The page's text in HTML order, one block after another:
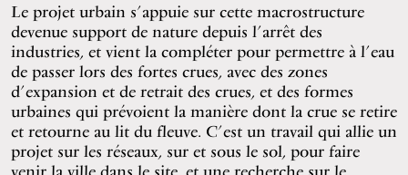
Le projet urbain s’appuie sur cette macrostructure
devenue support de nature depuis l’arrêt des
industries, et vient la compléter pour permettre à l’eau
de passer lors des fortes crues, avec des zones
d’expansion et de retrait des crues, et des formes
urbaines qui prévoient la manière dont la crue se retire
et retourne au lit du fleuve. C’est un travail qui allie un
projet sur les réseaux, sur et sous le sol, pour faire
venir la ville dans le site, et une recherche sur le